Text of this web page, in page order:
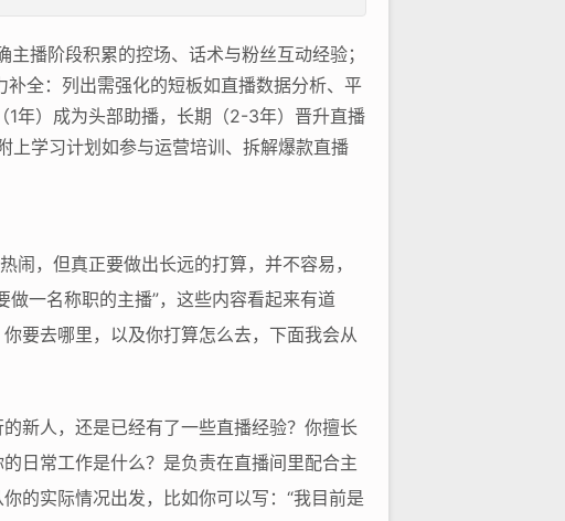
播阶段积累的控场、话术与粉丝互动经验；
全：列出需强化的短板如直播数据分析、平
年）成为头部助播，长期（2-3年）晋升直播
上学习计划如参与运营培训、拆解爆款直播
闹，但真正要做出长远的打算，并不容易，
一名称职的主播”，这些内容看起来有道
要去哪里，以及你打算怎么去，下面我会从
新人，还是已经有了一些直播经验？你擅长
日常工作是什么？是负责在直播间里配合主
的实际情况出发，比如你可以写：“我目前是